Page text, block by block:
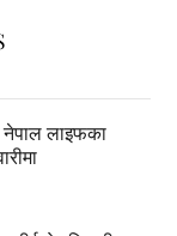
नेपाल लाइफका